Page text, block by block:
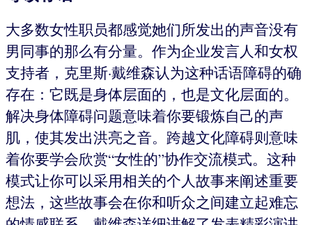
大多数女性职员都感觉她们所发出的声音没有
男同事的那么有分量。作为企业发言人和女权
支持者，克里斯·戴维森认为这种话语障碍的确
存在：它既是身体层面的，也是文化层面的。
解决身体障碍问题意味着你要锻炼自己的声
肌，使其发出洪亮之音。跨越文化障碍则意味
着你要学会欣赏“女性的”协作交流模式。这种
模式让你可以采用相关的个人故事来阐述重要
想法，这些故事会在你和听众之间建立起难忘